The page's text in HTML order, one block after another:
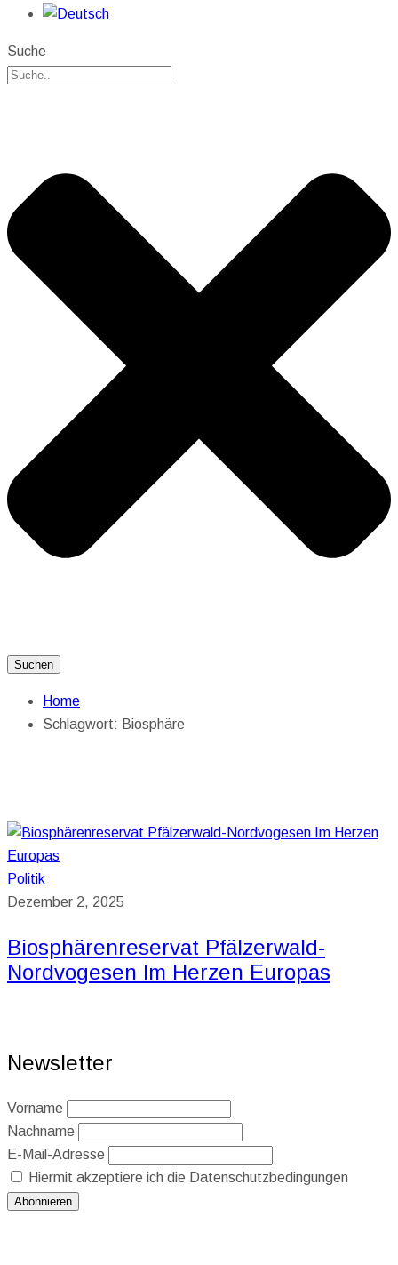
Suche
Suchen
Home
Schlagwort: Biosphäre
Politik
Dezember 2, 2025
Biosphärenreservat Pfälzerwald-
Nordvogesen Im Herzen Europas
Newsletter
Vorname
Nachname
E-Mail-Adresse
Hiermit akzeptiere ich die Datenschutzbedingungen